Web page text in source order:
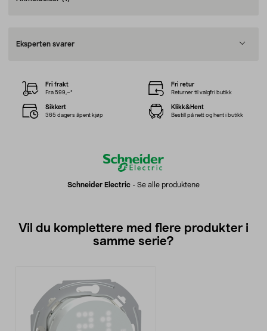
Eksperten svarer
Schneider Electric - Se alle produktene
Fri frakt
Fra 599,–*
Fri retur
Returner til valgfri butikk
Sikkert
365 dagers åpent kjøp
Klikk&Hent
Bestill på nett og hent i butikk
Vil du komplettere med flere produkter i
samme serie?